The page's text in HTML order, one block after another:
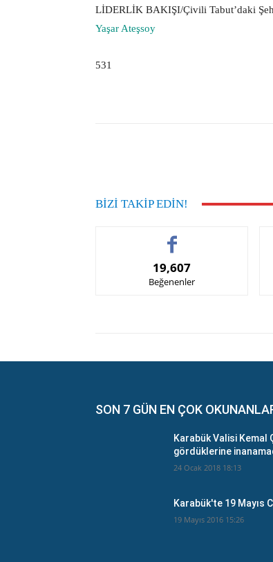
LİDERLİK BAKIŞI/Çivili Tabut’daki
Yaşar Ateşsoy
531
BIZI TAKIP EDIN!
19,607
Beğenenler
SON 7 GÜN EN ÇOK
Karabük Valisi Kemal
gördüklerine
24 Ocak 2018 18:13
Karabük'te 19 Mayıs
19 Mayıs 2016 15:26